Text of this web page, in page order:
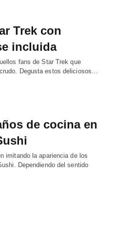
Trek con
incluida
fans de Star Trek que
Degusta estos deliciosos…
de cocina en
imitando la apariencia de los
Dependiendo del sentido